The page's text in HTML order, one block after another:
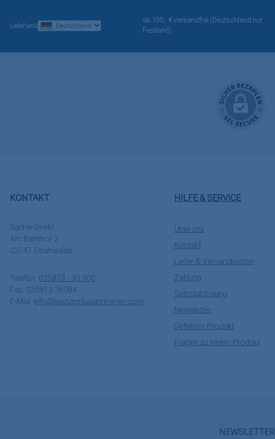
Lieferland
ab 100,- € versandfrei (Deutschland nur
Festland)
KONTAKT
SanHe-Direkt
Am Bahnhof 2
02747 Strahwalde
Telefon: 035873 - 33 900
Fax: 035873-36084
E-Mail: info@heizung-badezimmer.com
HILFE & SERVICE
Über uns
Kontakt
Liefer-& Versandkosten
Zahlung
Selbstabholung
Newsletter
Defektes Produkt
Fragen zu einem Produkt
NEWSLETTER